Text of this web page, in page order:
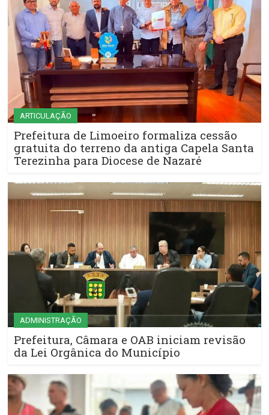
ARTICULAÇÃO
Prefeitura de Limoeiro formaliza cessão
gratuita do terreno da antiga Capela Santa
Terezinha para Diocese de Nazaré
ADMINISTRAÇÃO
Prefeitura, Câmara e OAB iniciam revisão
da Lei Orgânica do Município